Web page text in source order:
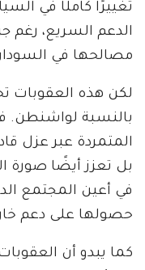
تغييرًا كاملًا في
الدعم السريع، رغم
مصالحها في
لكن هذه العقوبات
بالنسبة
المتمردة عبر عزل
بل تعزز أيضًا صورة
في أعين المجتمع
حصولها على دعم
كما يبدو أن